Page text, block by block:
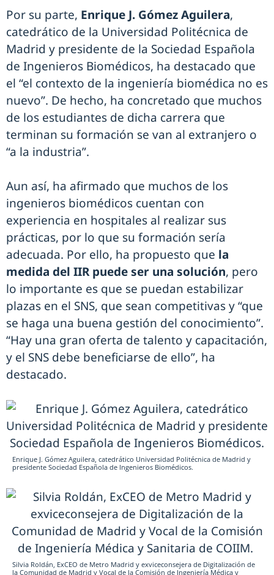
Por su parte, Enrique J. Gómez Aguilera,
catedrático de la Universidad Politécnica de
Madrid y presidente de la Sociedad Española
de Ingenieros Biomédicos, ha destacado que
el “el contexto de la ingeniería biomédica no es
nuevo”. De hecho, ha concretado que muchos
de los estudiantes de dicha carrera que
terminan su formación se van al extranjero o
“a la industria”.
Aun así, ha afirmado que muchos de los
ingenieros biomédicos cuentan con
experiencia en hospitales al realizar sus
prácticas, por lo que su formación sería
adecuada. Por ello, ha propuesto que la
medida del IIR puede ser una solución, pero
lo importante es que se puedan estabilizar
plazas en el SNS, que sean competitivas y “que
se haga una buena gestión del conocimiento”.
“Hay una gran oferta de talento y capacitación,
y el SNS debe beneficiarse de ello”, ha
destacado.
Enrique J. Gómez Aguilera, catedrático Universidad Politécnica de Madrid y
presidente Sociedad Española de Ingenieros Biomédicos.
Silvia Roldán, ExCEO de Metro Madrid y exviceconsejera de Digitalización de
la Comunidad de Madrid y Vocal de la Comisión de Ingeniería Médica y